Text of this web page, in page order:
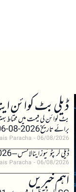
ڈیلی بٹ کوائن
بٹ کوائن کی قیمت میں محتاط
برائے تاریخ 2026-08-06
Paracha 06/08/2026
ڈیلی کرپٹو نیوز اینالائسس – 2026-08-06
Paracha 06/08/2026
اہم خبریں